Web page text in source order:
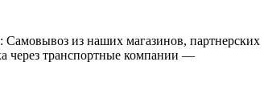
Самовывоз из наших магазинов, партнерских
через транспортные компании —